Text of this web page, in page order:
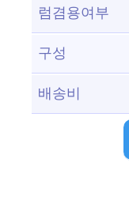
럼겸용여부
구성
배송비